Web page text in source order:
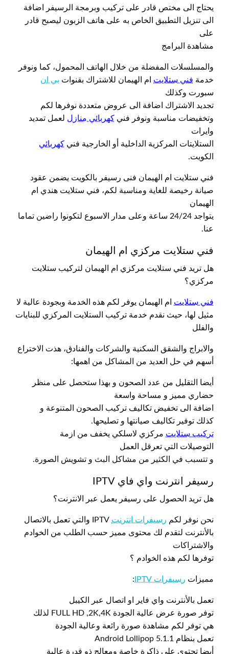
يحتاج الى مختص قادر على تركيب وبرمجة الرسيفر اضافة
الى تنزيل التطبيق الخاص به على هاتف الزبون ليصبح قادر
على
مشاهدة البرامج
والمسلسلات المفضلة من خلال الهاتف المحمول، كما ونوفر
خدمة فني ستلايت ام الهيمان للاشتراك بقنوات بي ان
سبورت وكذلك
تجديد الاشتراك اضافة الى عروض متعددة نوفرها لكم
وتخفيضات مناسبة ونوفر فني كهربائي منازل لعمل تمديد
وايرات
الستلايتات المركزية الداخلية أو الخارجية فني كهربائي
الكويت.
فني ستلايت ام الهيمان فنى رسيفر بالكويت يضمن عقود
صيانة رخيصة للغاية ومناسبة لكم، فني ستلايت هندي ام
الهيمان
يتواجد 24/24 ساعة وعلى مدار الاسبوع لتكونوا راضين تماما
عنا.
فني ستلايت مركزي ام الهيمان
هل تريد فني ستلايت مركزي ام الهيمان لتركيب ستلايت
مركزي؟
فني ستلايت
ام الهيمان يوفر لكم هذه الخدمة وبجودة عالية لا
مثيل لها، حيث نقدم خدمة تركيب الستلايت المركزي للبنايات
والفلل
والابراج والشقق السكنية والشركات والفنادق، هذت الاختراع
أسهم في حل العديد من المشاكل من اهمها:
أيضا التقليل من عدد الصحون و بهذا ستحصل على منظر
حضاري مميز و مساحة واسعة
اضافة الى تخفيض تكاليف تركيب الصحون المتنوعة و
كذلك توفير تكاليف صيانتها و تصليحها.
تركيب ستلايت مركزي لاسلكي يخفف من ازمة
التوصيلات التي تعرقل العمل
و تتسبب في الكثير من مشاكل البث و تشويش الصورة.
رسيفر انترنت واي فاي IPTV
هل تريد الحصول على رسيفر يعمل عبر الانترنت؟
نحن نوفر لكم رسيفرات انترنت
IPTV والتي تعمل بالاتصال
بالأنترنت لتقدم لك محتوى مميز حسب الطلب من الخوادم
والاشتراكات
توفرها لكم هذه الخوادم ؟
مميزات رسيفرات IPTV :
تعمل بالأنترنت واي فاير او اتصال عبر الكيبل
توفر صورة عرض عالية الجودة FULL HD ,2K,4K لذلك
هي توفر لكم مشاهدة صورة رائعة وعالية الجودة
تعمل بنظام Android Lollipop 5.1.1
أيضا تحتوي على ذاكرة خاصة ومعالج ذو قدرة عالية